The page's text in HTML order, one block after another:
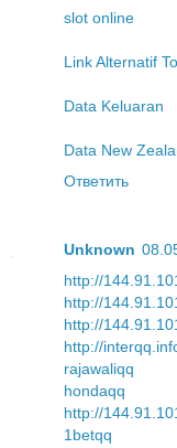
slot online
Link Alternatif
Data Keluaran
Data New
Ответить
Unknown
http://
http://
http://
http://
rajawaliqq
hondaqq
http://
1betqq